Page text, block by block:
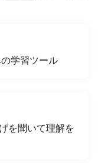
学習ツール
を聞いて理解を